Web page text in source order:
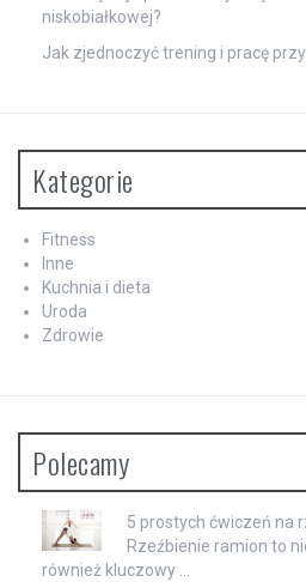
niskobiałkowej?
Jak zjednoczyć trening i pracę
Kategorie
Fitness
Inne
Kuchnia i dieta
Uroda
Zdrowie
Polecamy
5 prostych ćwiczeń na
Rzeźbienie ramion to
również kluczowy …